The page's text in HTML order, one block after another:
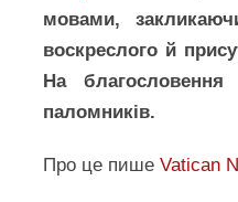
мовами,
воскреслого й
На благословення
паломників.
Про це пишеVatican